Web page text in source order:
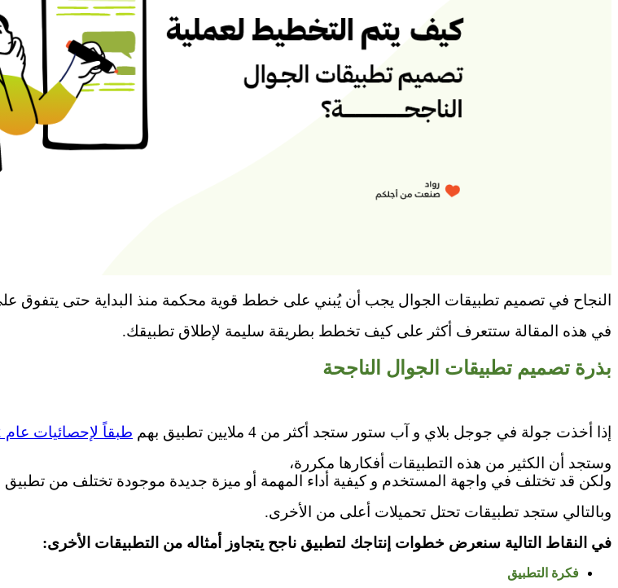
النجاح في تصميم تطبيقات الجوال يجب أن يُبني على خطط قوية محكمة منذ البداية حتى يتفوق
في هذه المقالة ستتعرف أكثر على كيف تخطط بطريقة سليمة لإطلاق تطبيقك.
بذرة تصميم تطبيقات الجوال الناجحة
إذا أخذت جولة في جوجل بلاي و آب ستور ستجد أكثر من 4 ملايين تطبيق بهم طبقاً لإحصائيات عام 2022
وستجد أن الكثير من هذه التطبيقات أفكارها مكررة،
ولكن قد تختلف في واجهة المستخدم و كيفية أداء المهمة أو ميزة جديدة موجودة تختلف من تطبيق
وبالتالي ستجد تطبيقات تحتل تحميلات أعلى من الأخرى.
في النقاط التالية سنعرض خطوات إنتاجك لتطبيق ناجح يتجاوز أمثاله من التطبيقات الأخرى:
فكرة التطبيق